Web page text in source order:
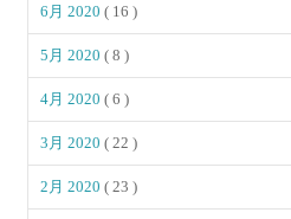
6月 2020( 16 )
5月 2020( 8 )
4月 2020( 6 )
3月 2020( 22 )
2月 2020( 23 )